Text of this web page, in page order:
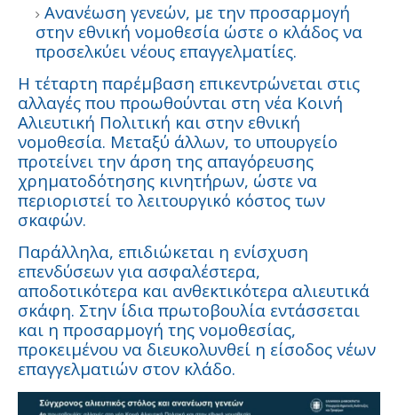
Ανανέωση γενεών, με την προσαρμογή
στην εθνική νομοθεσία ώστε ο κλάδος να
προσελκύει νέους επαγγελματίες.
Η τέταρτη παρέμβαση επικεντρώνεται στις
αλλαγές που προωθούνται στη νέα Κοινή
Αλιευτική Πολιτική και στην εθνική
νομοθεσία. Μεταξύ άλλων, το υπουργείο
προτείνει την άρση της απαγόρευσης
χρηματοδότησης κινητήρων, ώστε να
περιοριστεί το λειτουργικό κόστος των
σκαφών.
Παράλληλα, επιδιώκεται η ενίσχυση
επενδύσεων για ασφαλέστερα,
αποδοτικότερα και ανθεκτικότερα αλιευτικά
σκάφη. Στην ίδια πρωτοβουλία εντάσσεται
και η προσαρμογή της νομοθεσίας,
προκειμένου να διευκολυνθεί η είσοδος νέων
επαγγελματιών στον κλάδο.